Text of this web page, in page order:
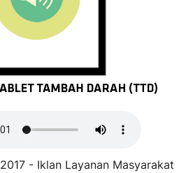
- Iklan Layanan Masyarakat